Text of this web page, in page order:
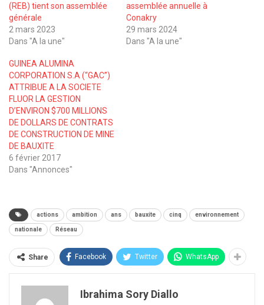
(REB) tient son assemblée
générale
2 mars 2023
Dans "A la une"
assemblée annuelle à
Conakry
29 mars 2024
Dans "A la une"
GUINEA ALUMINA
CORPORATION S.A (“GAC”)
ATTRIBUE A LA SOCIETE
FLUOR LA GESTION
D’ENVIRON $700 MILLIONS
DE DOLLARS DE CONTRATS
DE CONSTRUCTION DE MINE
DE BAUXITE
6 février 2017
Dans "Annonces"
actions ambition ans bauxite cinq environnement
nationale Réseau
Share Facebook Twitter WhatsApp
Ibrahima Sory Diallo